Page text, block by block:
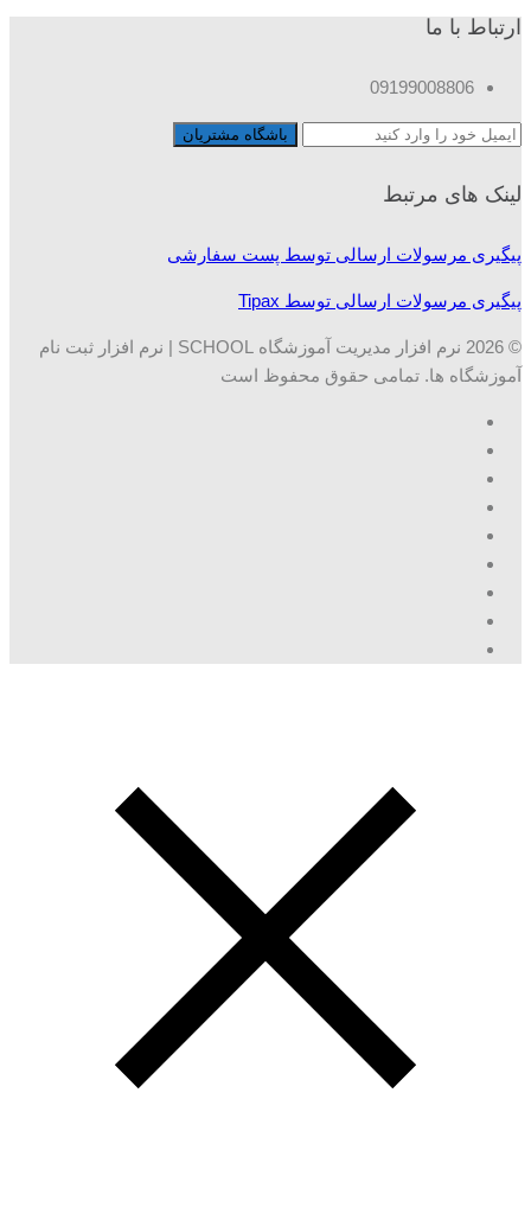
ارتباط با ما
09199008806
لینک های مرتبط
پیگیری مرسولات ارسالی توسط پست سفارشی
پیگیری مرسولات ارسالی توسط Tipax
© 2026 نرم افزار مدیریت آموزشگاه SCHOOL | نرم افزار ثبت نام
آموزشگاه ها. تمامی حقوق محفوظ است